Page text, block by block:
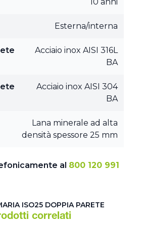
Esterna/interna
Acciaio inox AISI 316L
BA
Acciaio inox AISI 304
BA
Lana minerale ad alta
densità spessore 25 mm
al 800 120 991
ISO25 DOPPIA PARETE
correlati